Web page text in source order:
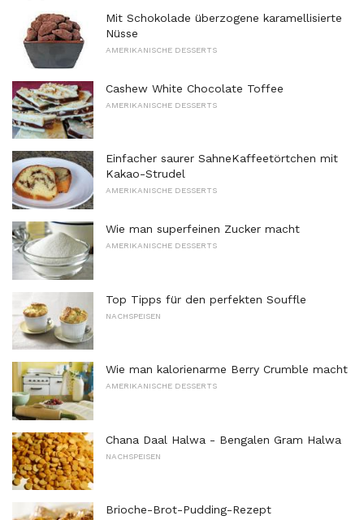
Mit Schokolade überzogene karamellisierte
Nüsse
AMERIKANISCHE DESSERTS
Cashew White Chocolate Toffee
AMERIKANISCHE DESSERTS
Einfacher saurer SahneKaffeetörtchen mit
Kakao-Strudel
AMERIKANISCHE DESSERTS
Wie man superfeinen Zucker macht
AMERIKANISCHE DESSERTS
Top Tipps für den perfekten Souffle
NACHSPEISEN
Wie man kalorienarme Berry Crumble macht
AMERIKANISCHE DESSERTS
Chana Daal Halwa - Bengalen Gram Halwa
NACHSPEISEN
Brioche-Brot-Pudding-Rezept